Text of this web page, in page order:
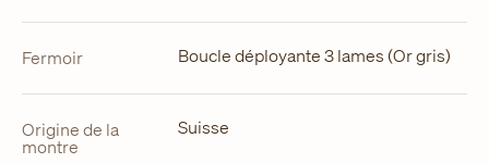
Fermoir Boucle déployante 3 lames (Or gris)
Origine de la
montre
Suisse